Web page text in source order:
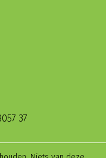
37